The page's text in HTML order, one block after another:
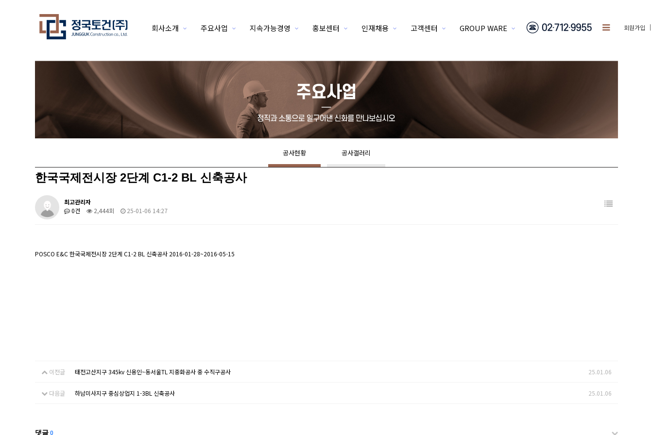
회원가입
회사소개 주요사업 지속가능경영 홍보센터 인재채용 고객센터 GROUP WARE
공사현황 공사갤러리
한국국제전시장 2단계 C1-2 BL 신축공사
최고관리자
0건
2,444회 25-01-06 14:27
POSCO E&C 한국국제전시장 2단계 C1-2 BL 신축공사 2016-01-28~2016-05-15
이전글 태전고산지구 345kv 신용인~동서울TL 지중화공사 중 수직구공사 25.01.06
다음글 하남미사지구 중심상업지 1-3BL 신축공사 25.01.06
댓글 0